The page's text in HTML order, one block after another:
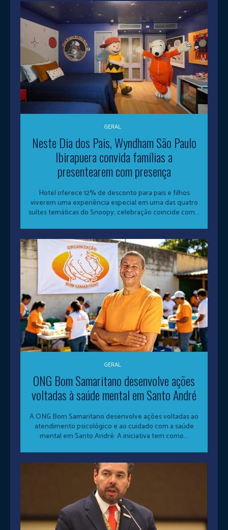
GERAL
Neste Dia dos Pais, Wyndham São Paulo
Ibirapuera convida famílias a
presentearem com presença
Hotel oferece 12% de desconto para pais e filhos
viverem uma experiência especial em uma das quatro
suítes temáticas do Snoopy; celebração coincide com...
GERAL
ONG Bom Samaritano desenvolve ações
voltadas à saúde mental em Santo André
A ONG Bom Samaritano desenvolve ações voltadas ao
atendimento psicológico e ao cuidado com a saúde
mental em Santo André. A iniciativa tem como...